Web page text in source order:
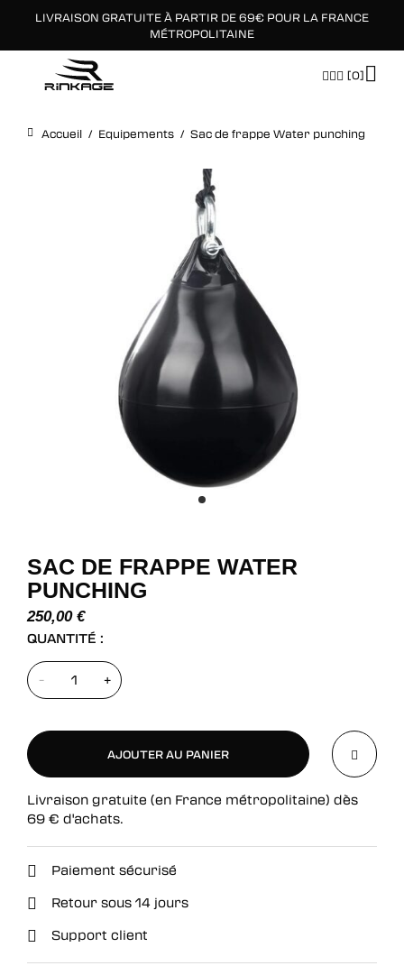
LIVRAISON GRATUITE À PARTIR DE 69€ POUR LA FRANCE
MÉTROPOLITAINE
[0]
Accueil / Equipements / Sac de frappe Water punching
SAC DE FRAPPE WATER
PUNCHING
250,00 €
QUANTITÉ :
- +
AJOUTER AU PANIER
AJOUTER AU PANIER
Livraison gratuite (en France métropolitaine) dès
69 € d'achats.
Paiement sécurisé
Retour sous 14 jours
Support client